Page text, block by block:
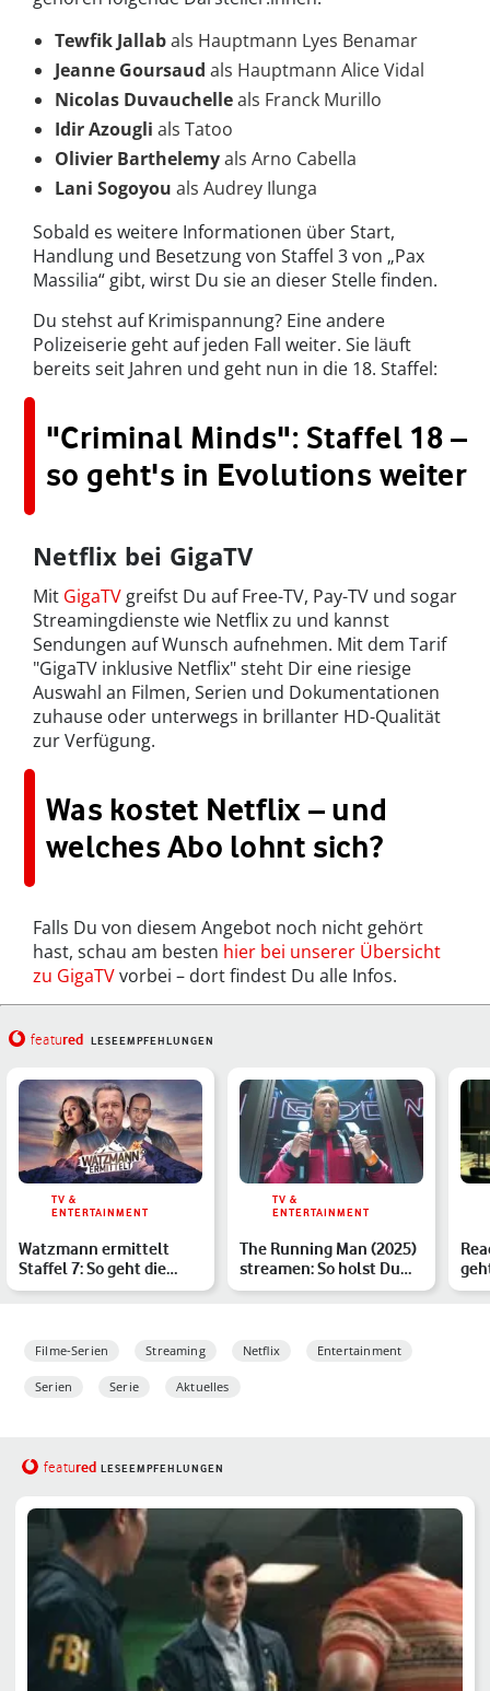
Tewfik Jallabals Hauptmann Lyes Benamar
Jeanne Goursaud als Hauptmann Alice Vidal
Nicolas Duvauchelleals Franck Murillo
Idir Azougli als Tatoo
Olivier Barthelemyals Arno Cabella
Lani Sogoyou als Audrey Ilunga
Sobald es weitere Informationen über Start,
Handlung und Besetzung von Staffel 3 von „Pax
Massilia“ gibt, wirst Du sie an dieser Stelle finden.
Du stehst auf Krimispannung? Eine andere
Polizeiserie geht auf jeden Fall weiter. Sie läuft
bereits seit Jahren und geht nun in die 18. Staffel:
"Criminal Minds": Staffel 18 –
so geht's in Evolutions weiter
Netflix bei GigaTV
Mit GigaTV greifst Du auf Free-TV, Pay-TV und sogar
Streamingdienste wie Netflix zu und kannst
Sendungen auf Wunsch aufnehmen. Mit dem Tarif
"GigaTV inklusive Netflix" steht Dir eine riesige
Auswahl an Filmen, Serien und Dokumentationen
zuhause oder unterwegs in brillanter HD-Qualität
zur Verfügung.
Was kostet Netflix – und
welches Abo lohnt sich?
Falls Du von diesem Angebot noch nicht gehört
hast, schau am besten hier bei unserer Übersicht
zu GigaTVvorbei – dort findest Du alle Infos.
featured LESEEMPFEHLUNGEN
TV &
ENTERTAINMENT
Watzmann ermittelt
Staffel 7: So geht die
Alpen-Krimiserie im
TV &
ENTERTAINMENT
The Running Man (2025)
streamen: So holst Du
Dir den Actionkrache…
Filme-Serien Streaming Netflix Entertainment
Serien Serie Aktuelles
featured LESEEMPFEHLUNGEN